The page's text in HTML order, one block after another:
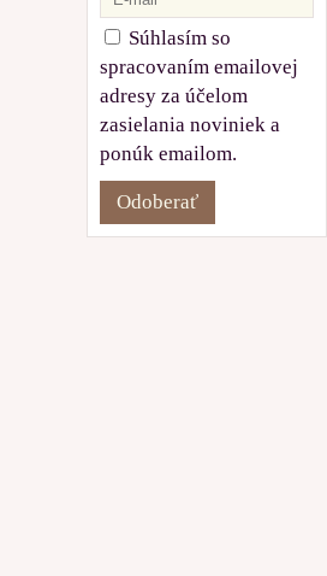
Súhlasím so
spracovaním emailovej
adresy za účelom
zasielania noviniek a
ponúk emailom.
Odoberať